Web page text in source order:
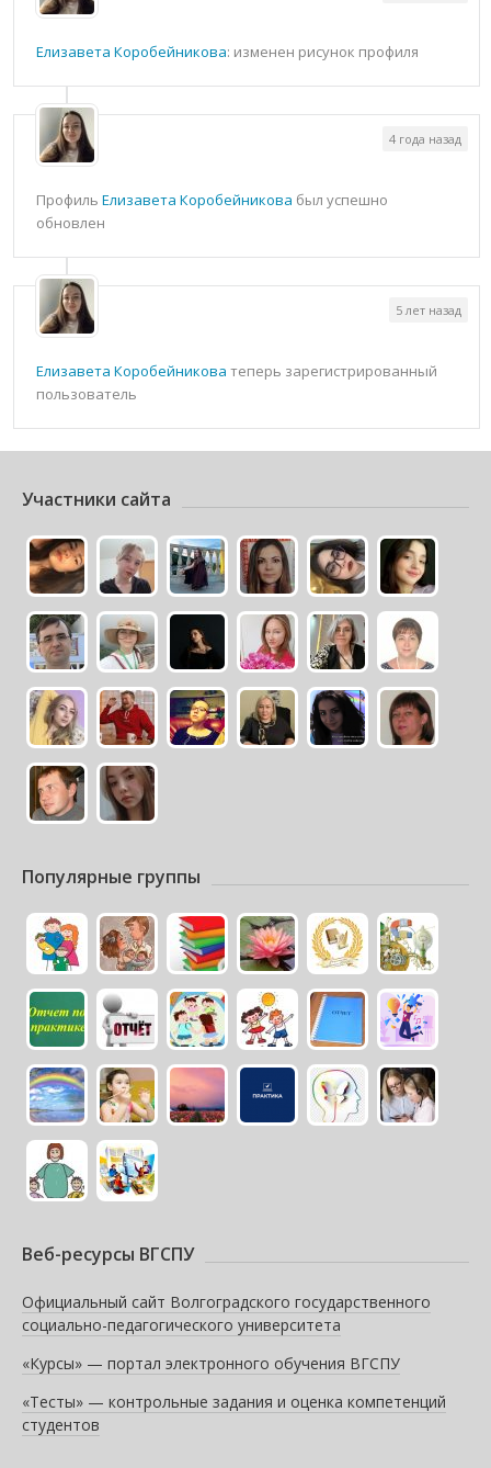
Елизавета Коробейникова: изменен рисунок профиля
Профиль Елизавета Коробейникова был успешно
обновлен
4 года назад
Елизавета Коробейникова теперь зарегистрированный
пользователь
5 лет назад
Участники сайта
Популярные группы
Веб-ресурсы ВГСПУ
Официальный сайт Волгоградского государственного
социально-педагогического университета
«Курсы» — портал электронного обучения ВГСПУ
«Тесты» — контрольные задания и оценка компетенций
студентов